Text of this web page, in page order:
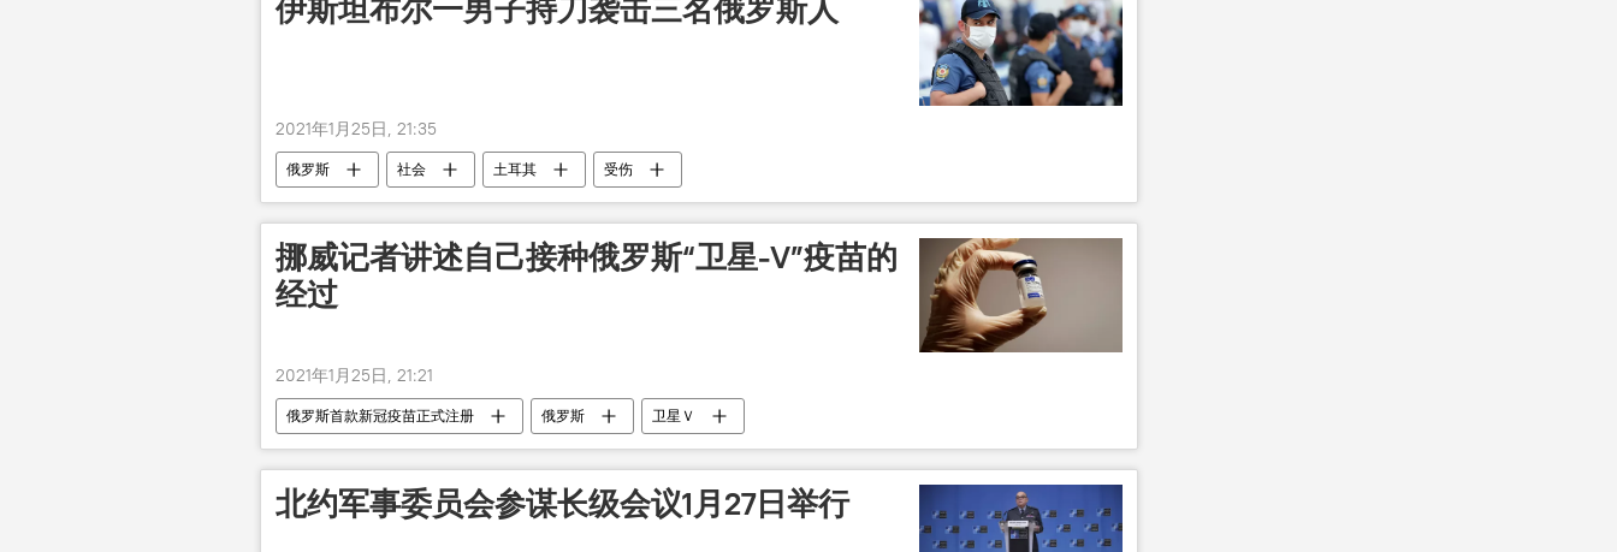
伊斯坦布尔一男子持刀袭击三名俄罗斯人
2021年1月25日, 21:35
俄罗斯 社会 土耳其 受伤
挪威记者讲述自己接种俄罗斯“卫星-V”疫苗的
经过
2021年1月25日, 21:21
俄罗斯首款新冠疫苗正式注册 俄罗斯 卫星Ｖ
北约军事委员会参谋长级会议1月27日举行